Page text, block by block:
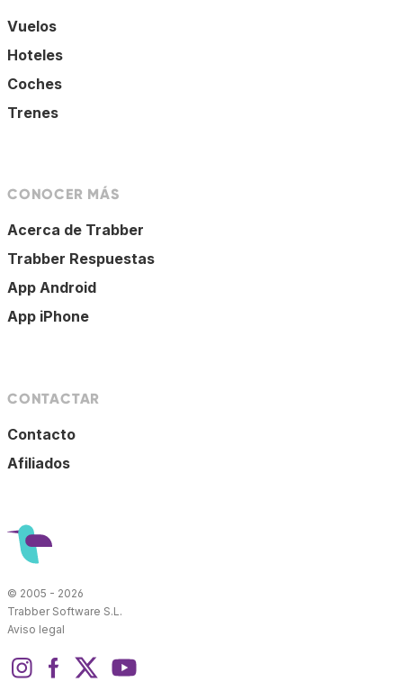
Vuelos
Hoteles
Coches
Trenes
CONOCER MÁS
Acerca de Trabber
Trabber Respuestas
App Android
App iPhone
CONTACTAR
Contacto
Afiliados
© 2005 - 2026
Trabber Software S.L.
Aviso legal